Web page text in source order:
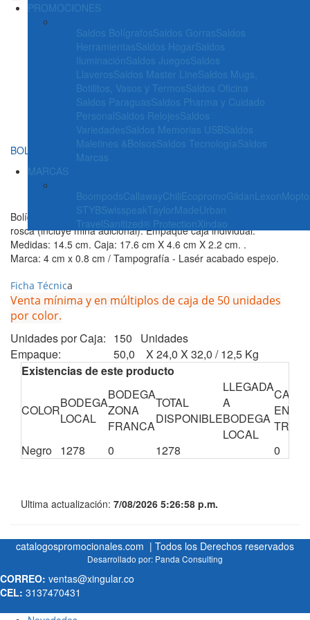
PROMOCIONES
Saldos BolígrafosSaldos GorrasSaldos
HerramientasSaldos HogarSaldos
Iluminación Saldos JuegosSaldos
LlaverosSaldos Master LineSaldos Mugs,
Botilitos, Vasos y TermosSaldos Oficina
Saldos ParaguasSaldos Pharma y Cuidado
PersonalSaldos RelojesSaldos
VariedadesSaldos Memorias USBSaldos
Maletines &BolsosSaldos TecnologíaSaldos
Marcas
MARCAS
BoompodsCallawayChiliEcopromoGildan Lexon
STYBSwisspeakTaylorMadeUrban
TravelSanitized® Protection Xindao
BOL-BIGBAN
Bolígrafo roller en acero inoxidable reciclado, clip metálico y tapa
rosca (incluye mina adicional). Empaque caja individual.
Medidas: 14.5 cm. Caja: 17.6 cm X 4.6 cm X 2.2 cm. .
Marca: 4 cm x 0.8 cm / Tampografía - Lasér acabado espejo.
Ficha Técnica
Venta mínima y en múltiplos de caja de 50 unidades
por color.
Unidades por Caja: 150 Unidades
Empaque:
50,0 X 24,0 X 32,0 / 12,5 Kg
Existencias de este producto
COLORBODEGA
LOCAL
BODEGA
ZONA
FRANCA
TOTAL
DISPONIBLE
LLEGADA
A
BODEGA
LOCAL
EN
Negro 1278 0 1278 0
Ultima actualización: 7/08/2026 5:26:58 p.m.
catalogospromocionales.com | Todos los Derechos reservados
Desarrollado por: Panda Consulting
CORREO: ventas@xingular.co
CEL: 3137470431